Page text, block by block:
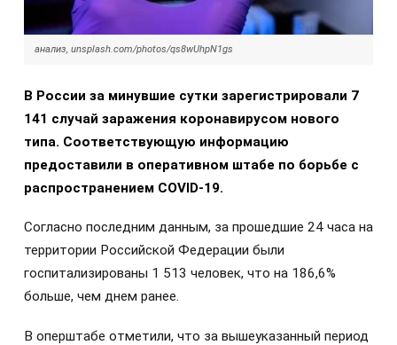
анализ, unsplash.com/photos/qs8wUhpN1gs
В России за минувшие сутки зарегистрировали 7
141 случай заражения коронавирусом нового
типа. Соответствующую информацию
предоставили в оперативном штабе по борьбе с
распространением COVID-19.
Согласно последним данным, за прошедшие 24 часа на
территории Российской Федерации были
госпитализированы 1 513 человек, что на 186,6%
больше, чем днем ранее.
В оперштабе отметили, что за вышеуказанный период